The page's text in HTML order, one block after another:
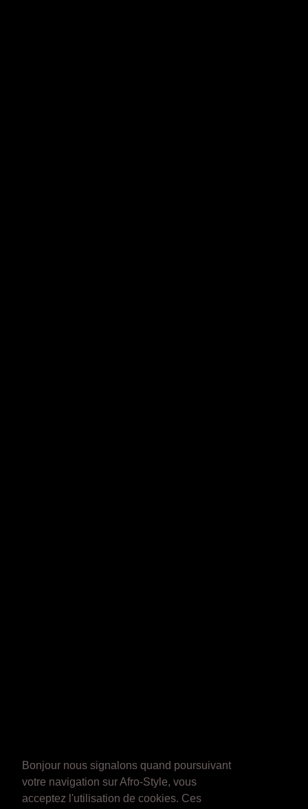
Bonjour nous signalons quand poursuivant
votre navigation sur Afro-Style, vous
acceptez l'utilisation de cookies. Ces